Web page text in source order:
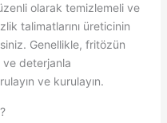
olarak temizlemeli ve
talimatlarını üreticinin
Genellikle, fritözün
ve deterjanla
ve kurulayın.